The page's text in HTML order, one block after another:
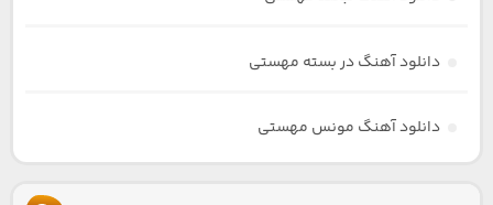
دانلود آهنگ در بسته مهستی
دانلود آهنگ مونس مهستی